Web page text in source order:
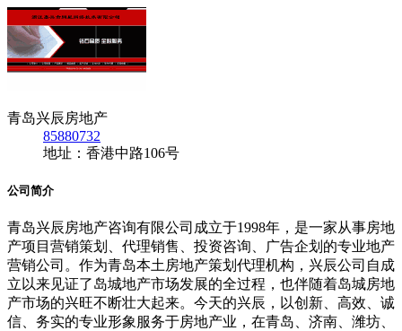
青岛兴辰房地产
85880732
地址：香港中路106号
公司简介
青岛兴辰房地产咨询有限公司成立于1998年，是一家从事房地
产项目营销策划、代理销售、投资咨询、广告企划的专业地产
营销公司。作为青岛本土房地产策划代理机构，兴辰公司自成
立以来见证了岛城地产市场发展的全过程，也伴随着岛城房地
产市场的兴旺不断壮大起来。今天的兴辰，以创新、高效、诚
信、务实的专业形象服务于房地产业，在青岛、济南、潍坊、